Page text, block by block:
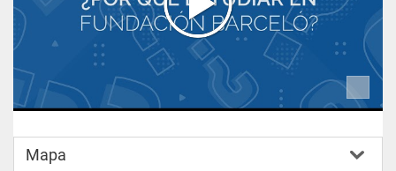
Mapa